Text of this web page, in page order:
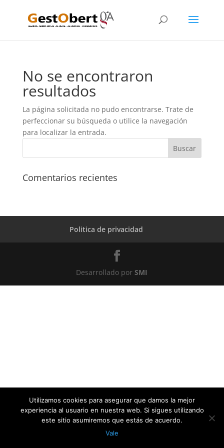
No se encontraron
resultados
La página solicitada no pudo encontrarse. Trate de
perfeccionar su búsqueda o utilice la navegación
para localizar la entrada.
Comentarios recientes
Politica de privacidad
Desarrollado porSMI
Utilizamos cookies para asegurar que damos la mejor
experiencia al usuario en nuestra web. Si sigues utilizando
este sitio asumiremos que estás de acuerdo.
Vale